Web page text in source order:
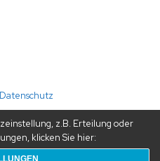
Datenschutz
z.B. Erteilung oder
klicken Sie hier: